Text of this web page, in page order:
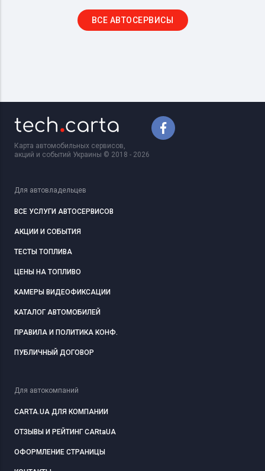
ВСЕ АВТОСЕРВИСЫ
Карта автомобильных сервисов,
акций и событий Украины © 2018 - 2026
Для автовладельцев
ВСЕ УСЛУГИ АВТОСЕРВИСОВ
АКЦИИ И СОБЫТИЯ
ТЕСТЫ ТОПЛИВА
ЦЕНЫ НА ТОПЛИВО
КАМЕРЫ ВИДЕОФИКСАЦИИ
КАТАЛОГ АВТОМОБИЛЕЙ
ПРАВИЛА И ПОЛИТИКА КОНФ.
ПУБЛИЧНЫЙ ДОГОВОР
Для автокомпаний
CARTA.UA ДЛЯ КОМПАНИИ
ОТЗЫВЫ И РЕЙТИНГ CARtaUA
ОФОРМЛЕНИЕ СТРАНИЦЫ